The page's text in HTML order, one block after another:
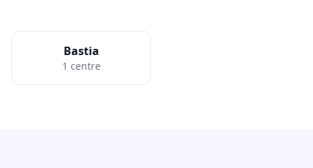
Bastia
1 centre